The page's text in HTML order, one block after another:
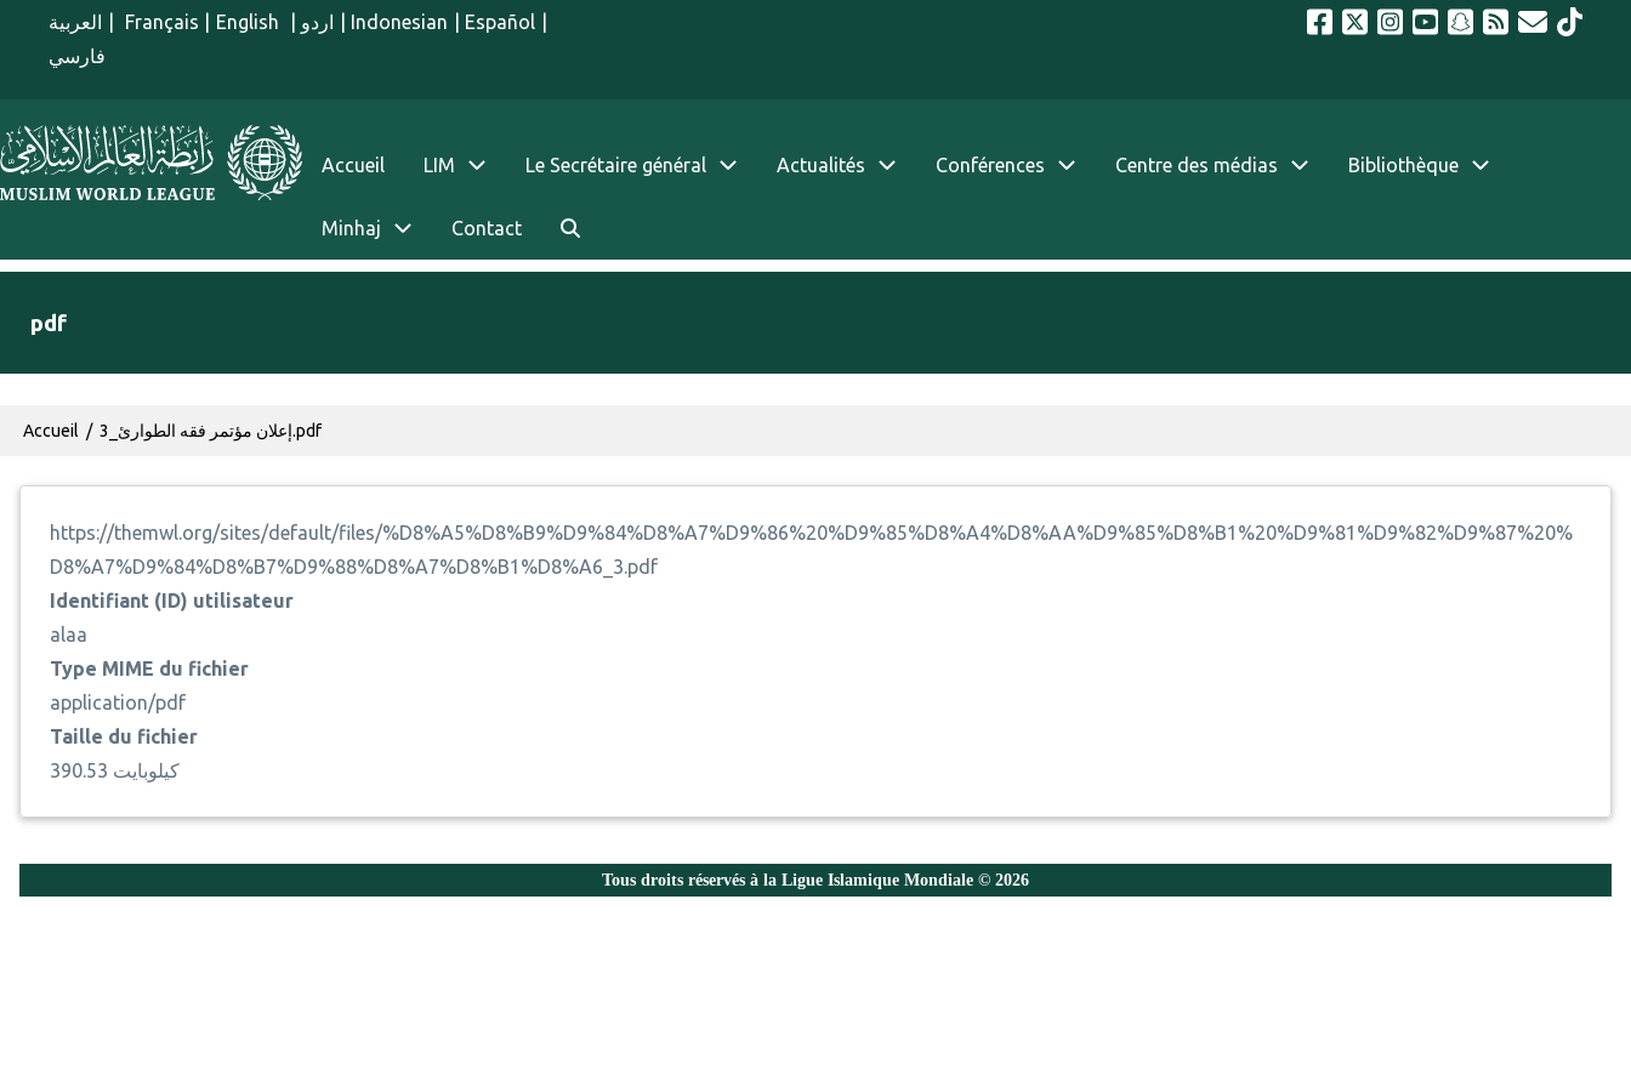
Aller au contenu principal
العربية Français English اردو Indonesian Español
فارسي
menu french
Accueil LIM Le Secrétaire général Actualités Conférences Centre des médias Bibliothèque
Minhaj Contact
pdf
Fil d'Ariane
Accueil إعلان مؤتمر فقه الطوارئ_3.pdf
https://themwl.org/sites/default/files/%D8%A5%D8%B9%D9%84%D8%A7%D9%86%20%D9%85%D8%A4%D8%AA%D9%85%D8%B1%20%D9%81%D9%82%D9%87%20%
D8%A7%D9%84%D8%B7%D9%88%D8%A7%D8%B1%D8%A6_3.pdf
Identifiant (ID) utilisateur
alaa
Type MIME du fichier
application/pdf
Taille du fichier
390.53 كيلوبايت
Tous droits réservés à la Ligue Islamique Mondiale © 2026